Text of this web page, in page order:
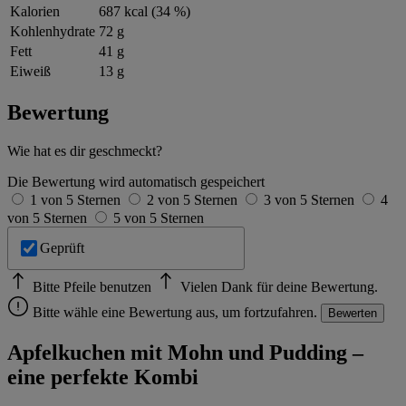
Kalorien
687 kcal (34 %)
Kohlenhydrate 72 g
Fett
41 g
Eiweiß
13 g
Bewertung
Wie hat es dir geschmeckt?
Die Bewertung wird automatisch gespeichert
1 von 5 Sternen
2 von 5 Sternen 3 von 5 Sternen
4
von 5 Sternen
5 von 5 Sternen
Geprüft
Bitte Pfeile benutzen
Vielen Dank für deine Bewertung.
Bitte wähle eine Bewertung aus, um fortzufahren.
Bewerten
Apfelkuchen mit Mohn und Pudding –
eine perfekte Kombi